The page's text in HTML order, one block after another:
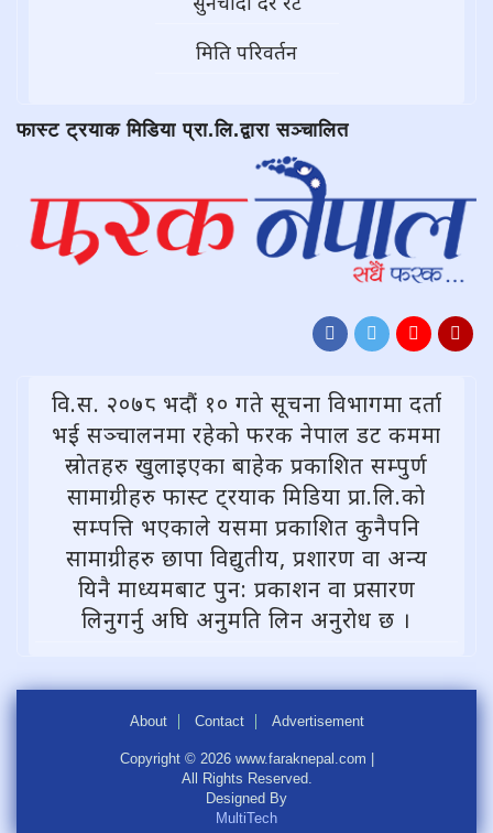
मिति परिवर्तन
फास्ट ट्रयाक मिडिया प्रा.लि.द्वारा सञ्चालित
वि.स. २०७८ भदौं १० गते सूचना विभागमा दर्ता
भई सञ्चालनमा रहेको फरक नेपाल डट कममा
स्राेतहरु खुलाइएका बाहेक प्रकाशित सम्पुर्ण
सामाग्रीहरु फास्ट ट्रयाक मिडिया प्रा.लि.काे
सम्पत्ति भएकाले यसमा प्रकाशित कुनैपनि
सामाग्रीहरु छापा विद्युतीय, प्रशारण वा अन्य
यिनै माध्यमबाट पुन: प्रकाशन वा प्रसारण
लिनुगर्नु अघि अनुमति लिन अनुराेध छ ।
About Contact Advertisement
Copyright © 2026 www.faraknepal.com |
All Rights Reserved.
Designed By
MultiTech